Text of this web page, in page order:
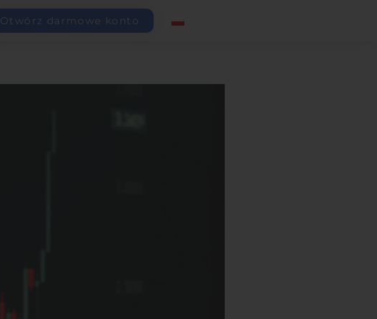
Otwórz darmowe konto